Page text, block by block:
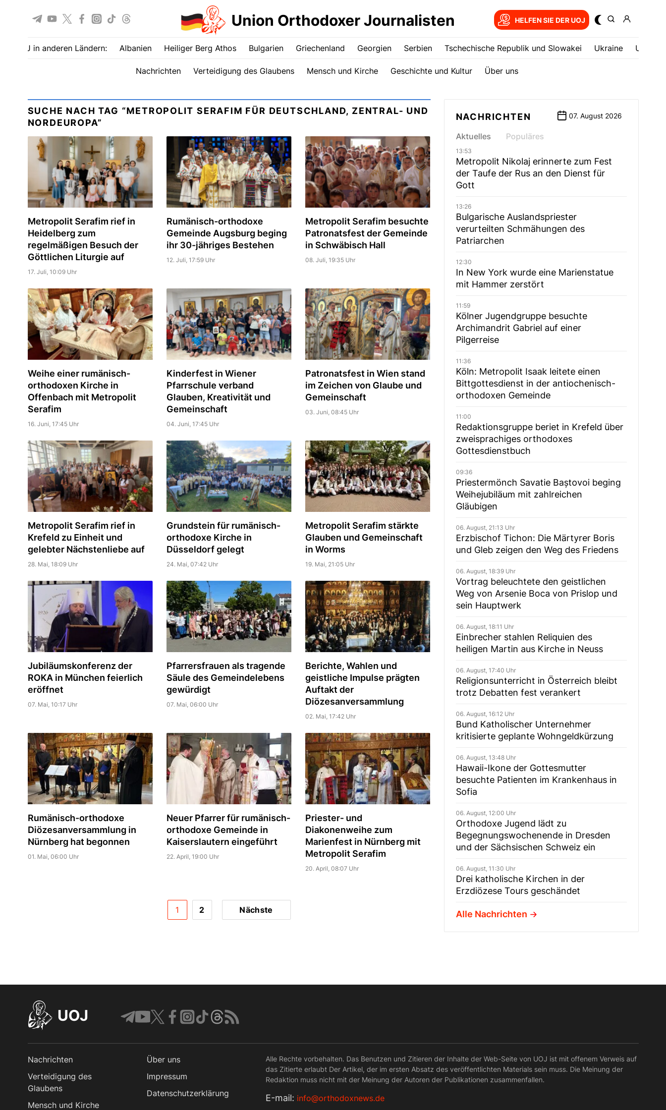
Union Orthodoxer Journalisten HELFEN SIE DER UOJ
UOJ in anderen Ländern: Albanien Heiliger Berg Athos Bulgarien Griechenland Georgien Serbien Tschechische Republik und Slowakei Ukrainе USA
Nachrichten Verteidigung des Glaubens Mensch und Kirche Geschichte und Kultur Über uns
SUCHE NACH TAG “METROPOLIT SERAFIM FÜR DEUTSCHLAND, ZENTRAL- UND
NORDEUROPA”
Metropolit Serafim rief in
Heidelberg zum
regelmäßigen Besuch der
Göttlichen Liturgie auf
17. Juli, 10:09 Uhr
Rumänisch-orthodoxe
Gemeinde Augsburg beging
ihr 30-jähriges Bestehen
12. Juli, 17:59 Uhr
Metropolit Serafim besuchte
Patronatsfest der Gemeinde
in Schwäbisch Hall
08. Juli, 19:35 Uhr
Weihe einer rumänisch-
orthodoxen Kirche in
Offenbach mit Metropolit
Serafim
16. Juni, 17:45 Uhr
Kinderfest in Wiener
Pfarrschule verband
Glauben, Kreativität und
Gemeinschaft
04. Juni, 17:45 Uhr
Patronatsfest in Wien stand
im Zeichen von Glaube und
Gemeinschaft
03. Juni, 08:45 Uhr
Metropolit Serafim rief in
Krefeld zu Einheit und
gelebter Nächstenliebe auf
28. Mai, 18:09 Uhr
Grundstein für rumänisch-
orthodoxe Kirche in
Düsseldorf gelegt
24. Mai, 07:42 Uhr
Metropolit Serafim stärkte
Glauben und Gemeinschaft
in Worms
19. Mai, 21:05 Uhr
Jubiläumskonferenz der
ROKA in München feierlich
eröffnet
07. Mai, 10:17 Uhr
Pfarrersfrauen als tragende
Säule des Gemeindelebens
gewürdigt
07. Mai, 06:00 Uhr
Berichte, Wahlen und
geistliche Impulse prägten
Auftakt der
Diözesanversammlung
02. Mai, 17:42 Uhr
Rumänisch-orthodoxe
Diözesanversammlung in
Nürnberg hat begonnen
01. Mai, 06:00 Uhr
Neuer Pfarrer für rumänisch-
orthodoxe Gemeinde in
Kaiserslautern eingeführt
22. April, 19:00 Uhr
Priester- und
Diakonenweihe zum
Marienfest in Nürnberg mit
Metropolit Serafim
20. April, 08:07 Uhr
1 2 Nächste
NACHRICHTEN 07. August 2026
Aktuelles Populäres
13:53
Metropolit Nikolaj erinnerte zum Fest
der Taufe der Rus an den Dienst für
Gott
13:26
Bulgarische Auslandspriester
verurteilten Schmähungen des
Patriarchen
12:30
In New York wurde eine Marienstatue
mit Hammer zerstört
11:59
Kölner Jugendgruppe besuchte
Archimandrit Gabriel auf einer
Pilgerreise
11:36
Köln: Metropolit Isaak leitete einen
Bittgottesdienst in der antiochenisch-
orthodoxen Gemeinde
11:00
Redaktionsgruppe beriet in Krefeld über
zweisprachiges orthodoxes
Gottesdienstbuch
09:36
Priestermönch Savatie Baștovoi beging
Weihejubiläum mit zahlreichen
Gläubigen
06. August, 21:13 Uhr
Erzbischof Tichon: Die Märtyrer Boris
und Gleb zeigen den Weg des Friedens
06. August, 18:39 Uhr
Vortrag beleuchtete den geistlichen
Weg von Arsenie Boca von Prislop und
sein Hauptwerk
06. August, 18:11 Uhr
Einbrecher stahlen Reliquien des
heiligen Martin aus Kirche in Neuss
06. August, 17:40 Uhr
Religionsunterricht in Österreich bleibt
trotz Debatten fest verankert
06. August, 16:12 Uhr
Bund Katholischer Unternehmer
kritisierte geplante Wohngeldkürzung
06. August, 13:48 Uhr
Hawaii-Ikone der Gottesmutter
besuchte Patienten im Krankenhaus in
Sofia
06. August, 12:00 Uhr
Orthodoxe Jugend lädt zu
Begegnungswochenende in Dresden
und der Sächsischen Schweiz ein
06. August, 11:30 Uhr
Drei katholische Kirchen in der
Erzdiözese Tours geschändet
Alle Nachrichten
UOJ
Nachrichten
Verteidigung des
Glaubens
Mensch und Kirche
Über uns
Impressum
Datenschutzerklärung
Alle Rechte vorbehalten. Das Benutzen und Zitieren der Inhalte der Web-Seite von UOJ ist mit offenem Verweis auf
das Zitierte erlaubt Der Artikel, der im ersten Absatz des veröffentlichten Materials sein muss. Die Meinung der
Redaktion muss nicht mit der Meinung der Autoren der Publikationen zusammenfallen.
Е-mail: info@orthodoxnews.de